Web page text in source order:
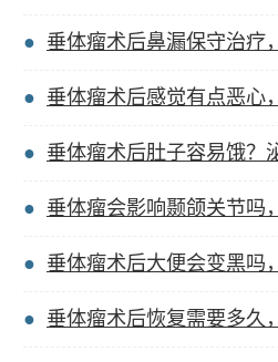
垂体瘤术后鼻漏保守治疗，
垂体瘤术后感觉有点恶心，垂
垂体瘤术后肚子容易饿？
垂体瘤会影响颞颌关节吗，垂
垂体瘤术后大便会变黑吗，泌
垂体瘤术后恢复需要多久，月